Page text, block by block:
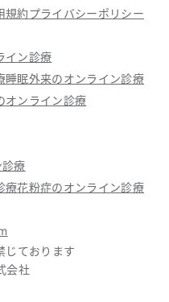
規約プライバシーポリシー
イン診療
睡眠外来のオンライン診療
オンライン診療
療
療花粉症のオンライン診療
じております
会社